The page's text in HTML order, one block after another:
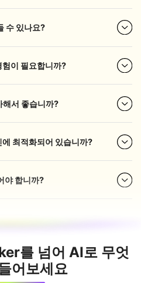
수 있나요?
이 필요합니까?
해서 좋습니까?
최적화되어 있습니까?
야 합니까?
를 넘어 AI로 무엇
어보세요